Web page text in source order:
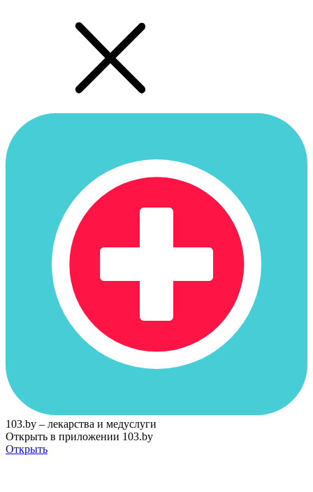
103.by – лекарства и медуслуги
Открыть в приложении 103.by
Открыть